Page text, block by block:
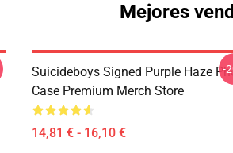
Mejores
Suicideboys Signed Purple Haze
Case Premium Merch Store
14,81 € - 16,10 €
-